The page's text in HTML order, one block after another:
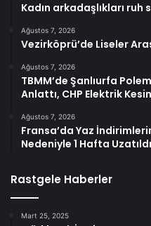
Kadın arkadaşlıkları ruh
Ağustos 7, 2026
Vezirköprü’de Liseler
Ağustos 7, 2026
TBMM’de Şanlıurfa
Anlattı, CHP Elektrik
Ağustos 7, 2026
Fransa’da Yaz
Nedeniyle 1 Hafta Uzatıldı
Rastgele Haberler
Mart 25, 2025